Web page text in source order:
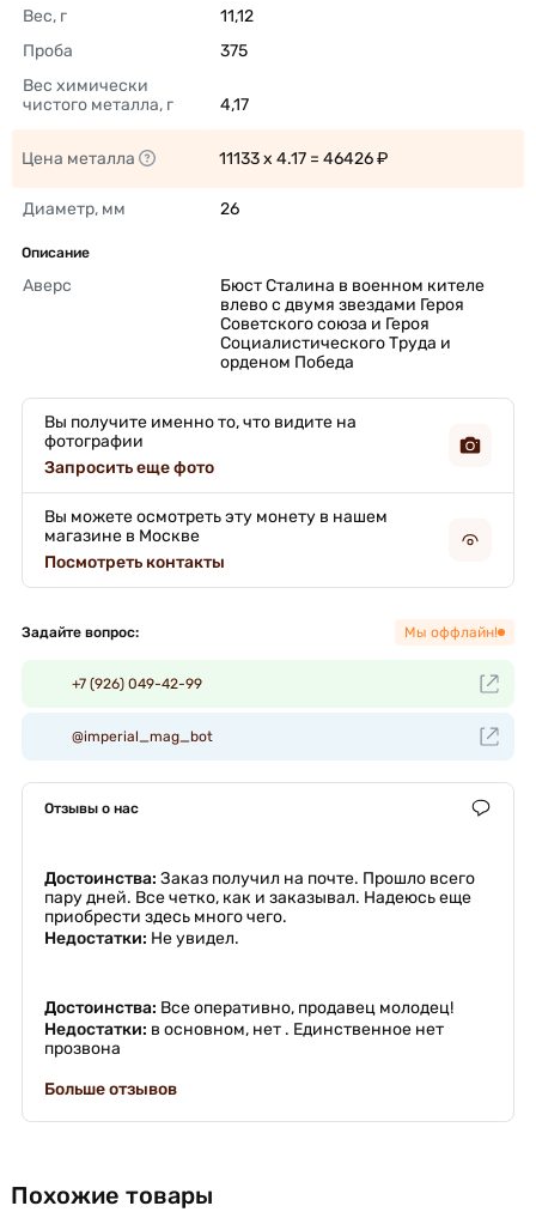
Вес, г
11,12
Проба
375
Вес химически
чистого металла, г
4,17
Цена металла 11133 x 4.17 = 46426 ₽
Диаметр, мм 26
Описание
Аверс
Бюст Сталина в военном кителе
влево с двумя звездами Героя
Советского союза и Героя
Социалистического Труда и
орденом Победа
Вы получите именно то, что видите на
фотографии
Запросить еще фото
Вы можете осмотреть эту монету в нашем
магазине в Москве
Посмотреть контакты
Задайте вопрос: Мы оффлайн!
+7 (926) 049-42-99
@imperial_mag_bot
Отзывы о нас
Достоинства: Заказ получил на почте. Прошло всего
пару дней. Все четко, как и заказывал. Надеюсь еще
приобрести здесь много чего.
Недостатки: Не увидел.
Достоинства: Все оперативно, продавец молодец!
Недостатки: в основном, нет . Единственное нет
прозвона
Больше отзывов
Похожие товары